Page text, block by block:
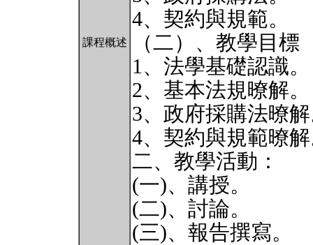
課程概述
4、契約與規範。
（二）、教學目標
1、法學基礎認識。
2、基本法規暸解。
3、政府採購法暸
4、契約與規範暸
二、教學活動：
(一)、講授。
(二)、討論。
(三)、報告撰寫。